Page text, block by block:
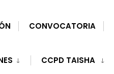
CONVOCATORIA
CCPD TAISHA